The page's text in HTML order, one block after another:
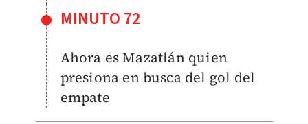
MINUTO 72
Ahora es Mazatlán quien
presiona en busca del gol del
empate